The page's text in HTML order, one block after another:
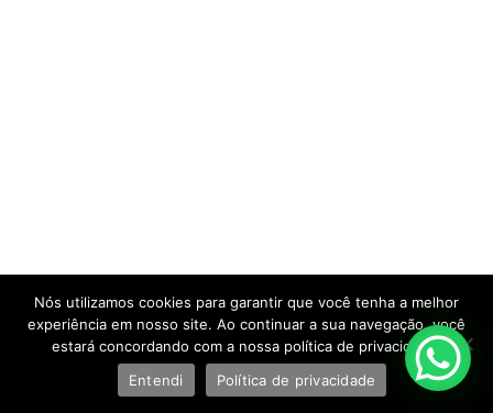
Nós utilizamos cookies para garantir que você tenha a melhor
experiência em nosso site. Ao continuar a sua navegação, você
estará concordando com a nossa política de privacidade.
Entendi
Política de privacidade